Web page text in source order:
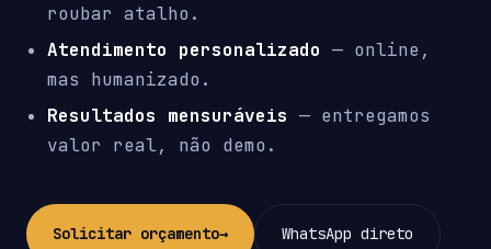
roubar atalho.
Atendimento personalizado — online,
mas humanizado.
Resultados mensuráveis — entregamos
valor real, não demo.
Solicitar orçamento→ WhatsApp direto